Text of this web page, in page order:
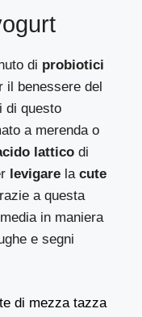
di probiotici
il benessere del
di questo
a merenda o
lattico di
levigare lacute
a questa
in maniera
e segni
di mezza tazza